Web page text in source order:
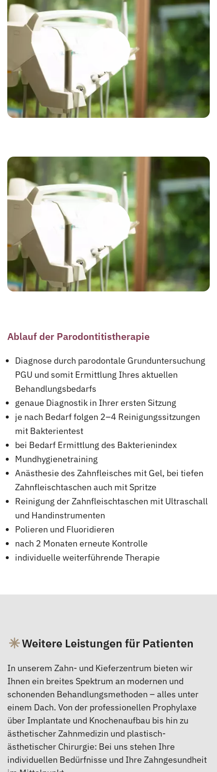
Ablauf der Parodontitistherapie
Diagnose durch parodontale Grunduntersuchung
PGU und somit Ermittlung Ihres aktuellen
Behandlungsbedarfs
genaue Diagnostik in Ihrer ersten Sitzung
je nach Bedarf folgen 2–4 Reinigungssitzungen
mit Bakterientest
bei Bedarf Ermittlung des Bakterienindex
Mundhygienetraining
Anästhesie des Zahnfleisches mit Gel, bei tiefen
Zahnfleischtaschen auch mit Spritze
Reinigung der Zahnfleischtaschen mit Ultraschall
und Handinstrumenten
Polieren und Fluoridieren
nach 2 Monaten erneute Kontrolle
individuelle weiterführende Therapie
Weitere Leistungen für Patienten
In unserem Zahn- und Kieferzentrum bieten wir
Ihnen ein breites Spektrum an modernen und
schonenden Behandlungsmethoden – alles unter
einem Dach. Von der professionellen Prophylaxe
über Implantate und Knochenaufbau bis hin zu
ästhetischer Zahnmedizin und plastisch-
ästhetischer Chirurgie: Bei uns stehen Ihre
individuellen Bedürfnisse und Ihre Zahngesundheit